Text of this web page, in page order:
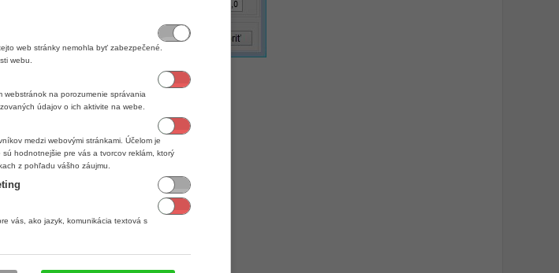
web stránky nemohla byť zabezpečené.
webu.
webstránok na porozumenie správania
údajov o ich aktivite na webe.
medzi webovými stránkami. Účelom je
hodnotnejšie pre vás a tvorcov reklám, ktorý
z pohľadu vášho záujmu.
vás, ako jazyk, komunikácia textová s